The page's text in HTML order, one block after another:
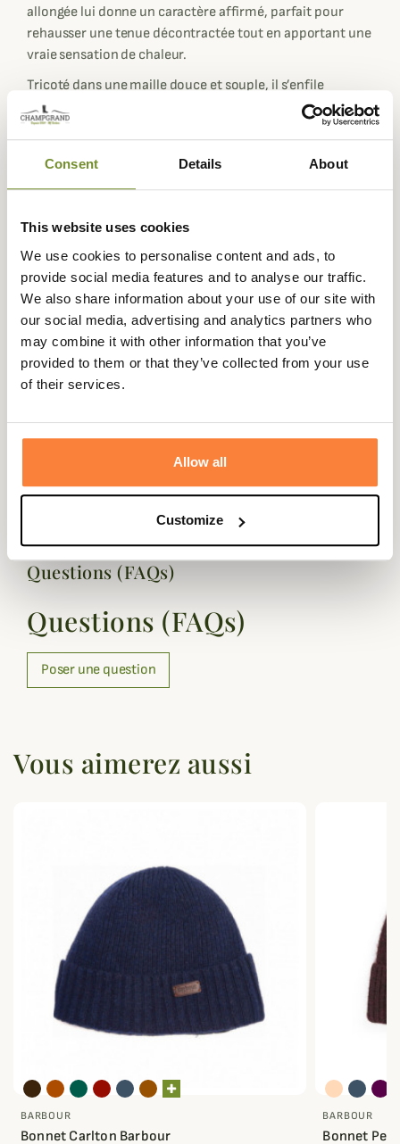
Consent Details About
This website uses cookies
We use cookies to personalise content and ads, to
provide social media features and to analyse our traffic.
We also share information about your use of our site with
our social media, advertising and analytics partners who
may combine it with other information that you’ve
provided to them or that they’ve collected from your use
of their services.
Allow all
Customize
allongée lui donne un caractère affirmé, parfait pour
rehausser une tenue décontractée tout en apportant une
vraie sensation de chaleur.
Tricoté dans une maille douce et souple, il s’enfile
facilement et reste confortable toute la journée. Son
étiquette cousue à l’avant, ornée d’un phare sous lelogo
sur les rives côtières de
South Shields
, au Nord-Est de
l'Angleterre.
Ce bonnet incarne un esprit urbain empreint
fraîches en ville comme en bord de mer. Un accessoire
pratique et stylé, à porter dès les premiers frissons.
Fiche technique
Composition
60 % Coton, 30 % Polyamide, 10 %
Questions (FAQs)
Questions (FAQs)
Poser une question
Vous aimerez aussi
BARBOUR
Bonnet Carlton Barbour
BARBOUR
Bonnet